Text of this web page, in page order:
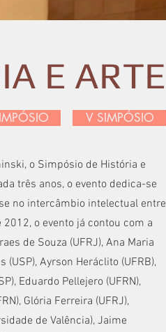
E ARTE
V SIMPÓSIO
o Simpósio de História e
três anos, o evento dedica-se
no intercâmbio intelectual entre
o evento já contou com a
de Souza (UFRJ), Ana Maria
Ayrson Heráclito (UFRB),
Eduardo Pellejero (UFRN),
Glória Ferreira (UFRJ),
de Valência), Jaime